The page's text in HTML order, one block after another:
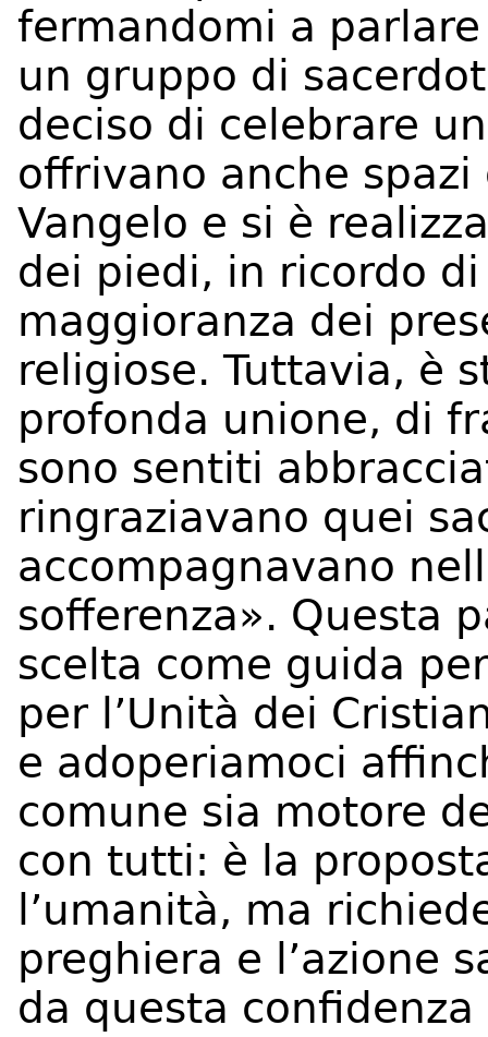
fermandomi a
un gruppo di
deciso di celebrare
offrivano anche
Vangelo e si è
dei piedi, in ricordo
maggioranza dei
religiose. Tuttavia, è
profonda unione, di
sono sentiti
ringraziavano quei
accompagnavano
sofferenza». Questa
scelta come guida
per l’Unità dei
e adoperiamoci
comune sia motore
con tutti: è la
l’umanità, ma
preghiera e l’azione
da questa